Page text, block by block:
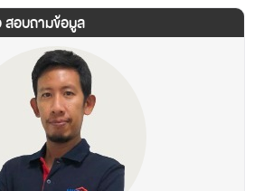
อบถามข้อมูล